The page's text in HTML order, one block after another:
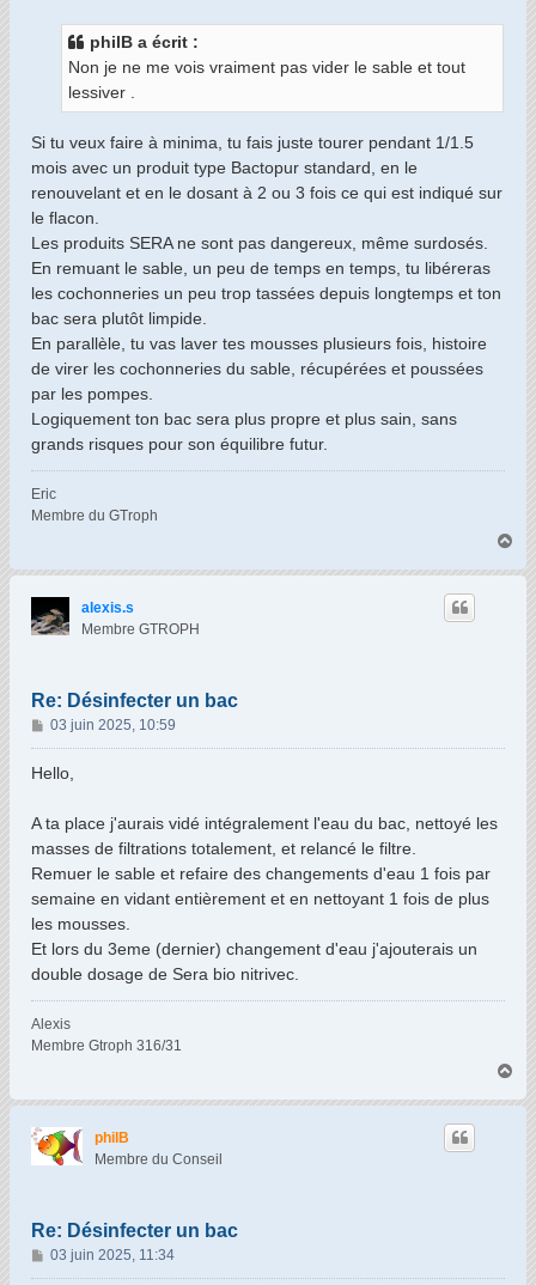
philB a écrit :
Non je ne me vois vraiment pas vider le sable et tout
lessiver .
Si tu veux faire à minima, tu fais juste tourer pendant 1/1.5
mois avec un produit type Bactopur standard, en le
renouvelant et en le dosant à 2 ou 3 fois ce qui est indiqué sur
le flacon.
Les produits SERA ne sont pas dangereux, même surdosés.
En remuant le sable, un peu de temps en temps, tu libéreras
les cochonneries un peu trop tassées depuis longtemps et ton
bac sera plutôt limpide.
En parallèle, tu vas laver tes mousses plusieurs fois, histoire
de virer les cochonneries du sable, récupérées et poussées
par les pompes.
Logiquement ton bac sera plus propre et plus sain, sans
grands risques pour son équilibre futur.
Eric
Membre du GTroph
u
alexis.s
Membre GTROPH
Re: Désinfecter un bac
M
e
s
g
e
03 juin 2025, 10:59
Hello,
A ta place j'aurais vidé intégralement l'eau du bac, nettoyé les
masses de filtrations totalement, et relancé le filtre.
Remuer le sable et refaire des changements d'eau 1 fois par
semaine en vidant entièrement et en nettoyant 1 fois de plus
les mousses.
Et lors du 3eme (dernier) changement d'eau j'ajouterais un
double dosage de Sera bio nitrivec.
Alexis
Membre Gtroph 316/31
u
philB
Membre du Conseil
Re: Désinfecter un bac
M
e
03 juin 2025, 11:34